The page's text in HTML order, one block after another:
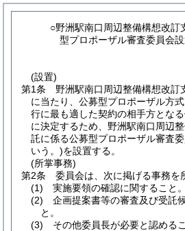
○野洲駅南口周辺整備構想改訂
型プロポーザル審査委員会
(設置)
第1条
野洲駅南口周辺整備構想改訂
に当たり、公募型プロポーザル方
行に最も適した契約の相手方とな
に決定するため、野洲駅南口周辺
託に係る公募型プロポーザル審査
いう。)を設置する。
(所掌事務)
第2条
委員会は、次に掲げる事務を
(1)
実施要領の確認に関すること。
(2)
企画提案書等の審査及び受託
と。
(3)
その他委員長が必要と認めるこ